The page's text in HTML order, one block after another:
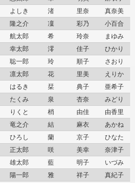
よしき 渚 里奈
真奈美
隆之介 凜 彩乃
小百合
航太郎 希 玲奈
まゆみ
幸太郎 澪 佳子
ひかり
聡一郎 玲 順子
さおり
凛太郎 花 里美
えりか
はるき 栞 典子
亜希子
たくみ 泉 杏奈
みどり
りくと 梢 由佳
由香里
竜之介 結 麻衣
あかね
ひろし 蘭 京子
ひなた
正太郎 咲 美幸
奈津子
雄太郎 藍 明子
いづみ
陽一郎 雅 祥子
真紀子